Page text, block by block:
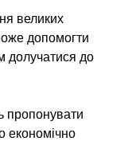
великих
допомогти
долучатися до
пропонувати
економічно